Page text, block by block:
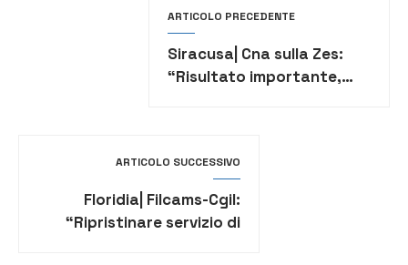
ARTICOLO PRECEDENTE
Siracusa| Cna sulla Zes:
“Risultato importante,
ARTICOLO SUCCESSIVO
Floridia| Filcams-Cgil:
“Ripristinare servizio di